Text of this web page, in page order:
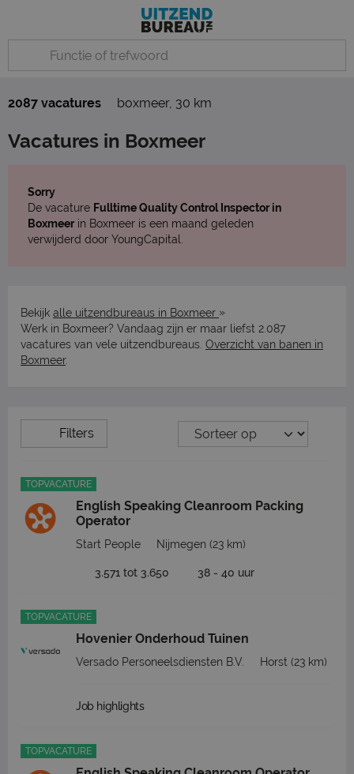
2087 vacatures boxmeer, 30 km
Vacatures in Boxmeer
Sorry
De vacature Fulltime Quality Control Inspector in
Boxmeerin Boxmeer is een maand geleden
verwijderd door YoungCapital.
Bekijk alle uitzendbureaus in Boxmeer »
Werk in Boxmeer? Vandaag zijn er maar liefst 2.087
vacatures van vele uitzendbureaus. Overzicht van banen in
Boxmeer.
Filters
TOPVACATURE
English Speaking Cleanroom Packing
Operator
Start People Nijmegen (23 km)
3.571 tot 3.650 38 - 40 uur
TOPVACATURE
Hovenier Onderhoud Tuinen
Versado Personeelsdiensten B.V. Horst (23 km)
Job highlights
TOPVACATURE